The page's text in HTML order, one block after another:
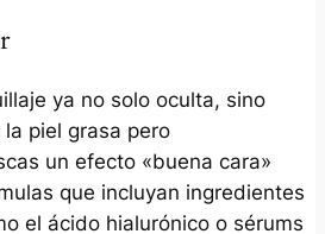
ya no solo oculta, sino
piel grasa pero
un efecto «buena cara»
que incluyan ingredientes
el ácido hialurónico o sérums